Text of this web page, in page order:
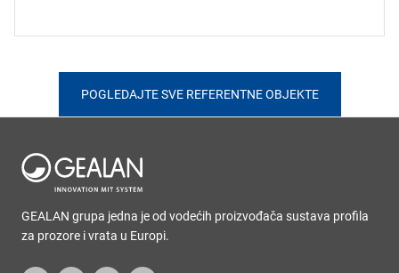
POGLEDAJTE SVE REFERENTNE OBJEKTE
GEALAN grupa jedna je od vodećih proizvođača sustava profila
za prozore i vrata u Europi.